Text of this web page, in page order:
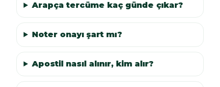
Arapça tercüme kaç günde çıkar?
Noter onayı şart mı?
Apostil nasıl alınır, kim alır?